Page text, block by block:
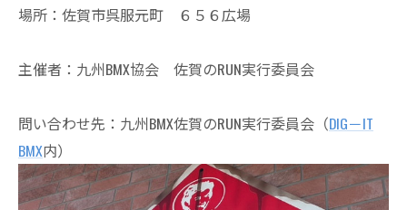
場所：佐賀市呉服元町 ６５６広場
主催者：九州BMX協会 佐賀のRUN実行委員会
問い合わせ先：九州BMX佐賀のRUN実行委員会（DIG－IT
BMX内）